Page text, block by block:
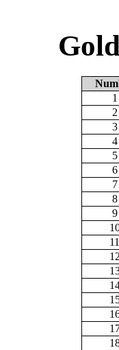
1
2
3
4
5
6
7
8
9
11